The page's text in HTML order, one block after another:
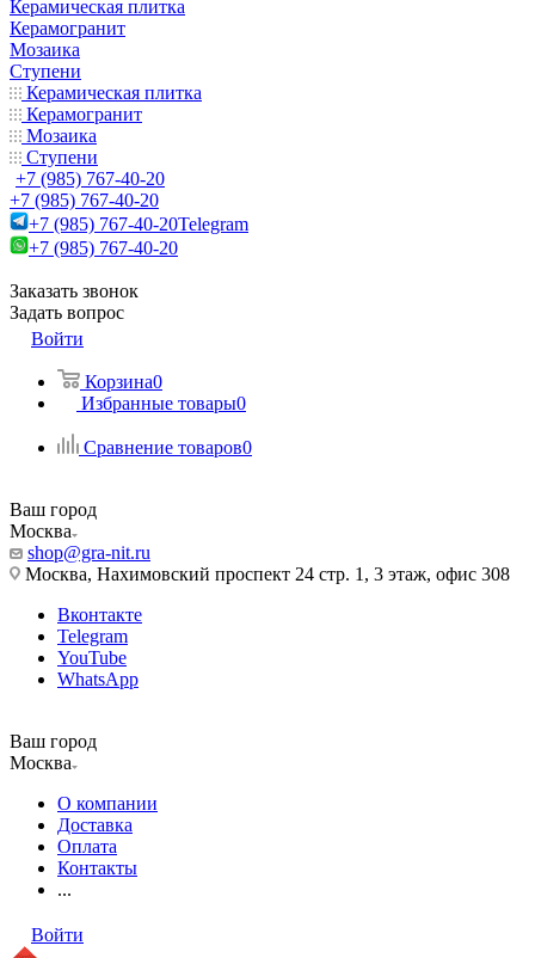
Керамическая плитка
Керамогранит
Мозаика
Ступени
Керамическая плитка
Керамогранит
Мозаика
Ступени
+7 (985) 767-40-20
+7 (985) 767-40-20
+7 (985) 767-40-20Telegram
+7 (985) 767-40-20
Заказать звонок
Задать вопрос
Войти
Корзина0
Избранные товары0
Сравнение товаров0
Ваш город
Москва
shop@gra-nit.ru
Москва, Нахимовский проспект 24 стр. 1, 3 этаж, офис 308
Вконтакте
Telegram
YouTube
WhatsApp
Ваш город
Москва
О компании
Доставка
Оплата
Контакты
...
Войти